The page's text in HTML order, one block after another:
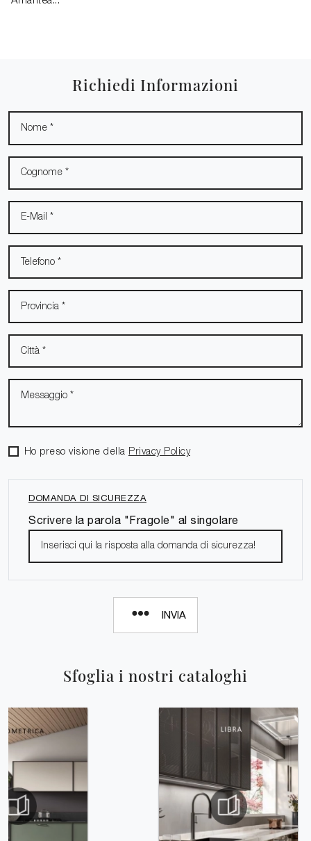
Sfoglia i nostri cataloghi
Richiedi Informazioni
Ho preso visione della Privacy Policy
DOMANDA DI SICUREZZA
Scrivere la parola "Fragole" al singolare
INVIA